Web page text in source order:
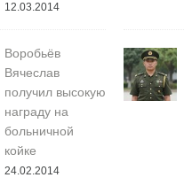
12.03.2014
Воробьёв
Вячеслав
получил высокую
награду на
больничной
койке
24.02.2014